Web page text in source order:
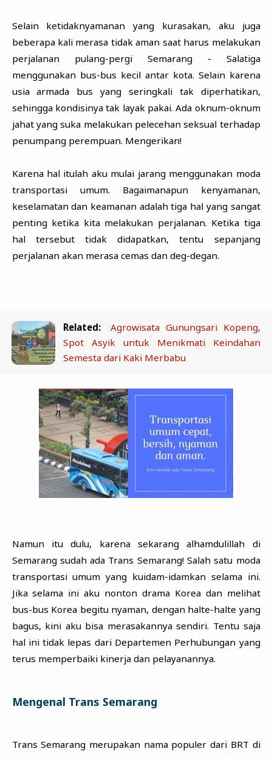
Selain ketidaknyamanan yang kurasakan, aku juga
beberapa kali merasa tidak aman saat harus melakukan
perjalanan pulang-pergi Semarang - Salatiga
menggunakan bus-bus kecil antar kota. Selain karena
usia armada bus yang seringkali tak diperhatikan,
sehingga kondisinya tak layak pakai. Ada oknum-oknum
jahat yang suka melakukan pelecehan seksual terhadap
penumpang perempuan. Mengerikan!
Karena hal itulah aku mulai jarang menggunakan moda
transportasi umum. Bagaimanapun kenyamanan,
keselamatan dan keamanan adalah tiga hal yang sangat
penting ketika kita melakukan perjalanan. Ketika tiga
hal tersebut tidak didapatkan, tentu sepanjang
perjalanan akan merasa cemas dan deg-degan.
Related:
Agrowisata Gunungsari Kopeng,
Spot Asyik untuk Menikmati Keindahan
Semesta dari Kaki Merbabu
Namun itu dulu, karena sekarang alhamdulillah di
Semarang sudah ada Trans Semarang! Salah satu moda
transportasi umum yang kuidam-idamkan selama ini.
Jika selama ini aku nonton drama Korea dan melihat
bus-bus Korea begitu nyaman, dengan halte-halte yang
bagus, kini aku bisa merasakannya sendiri. Tentu saja
hal ini tidak lepas dari Departemen Perhubungan yang
terus memperbaiki kinerja dan pelayanannya.
Mengenal Trans Semarang
Trans Semarang merupakan nama populer dari BRT di